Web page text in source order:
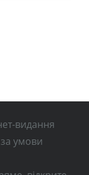
видання
умови